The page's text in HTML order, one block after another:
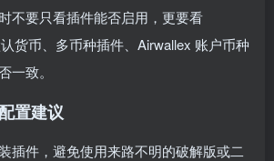
不要只看插件能否启用，更要看
货币、多币种插件、Airwallex 账户币种
一致。
置建议
插件，避免使用来路不明的破解版或二